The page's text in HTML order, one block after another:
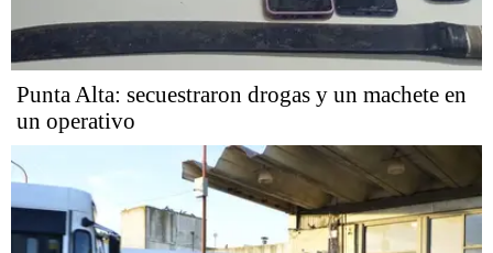
Punta Alta: secuestraron drogas y un machete en
un operativo